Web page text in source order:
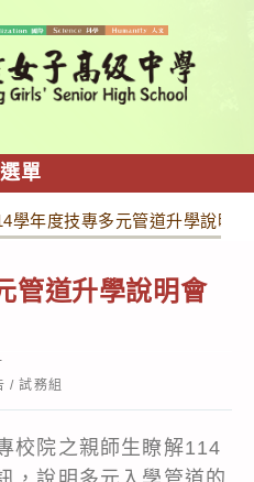
選單
學年度技專多元管道升學說明
管道升學說明會
/ 試務組
校院之親師生瞭解114